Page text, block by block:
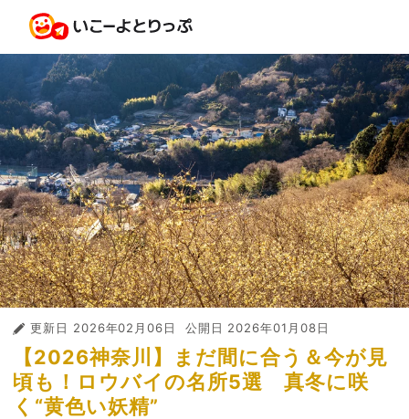
更新日 2026年02月06日 公開日 2026年01月08日
【2026神奈川】まだ間に合う＆今が見
頃も！ロウバイの名所5選 真冬に咲
く“黄色い妖精”